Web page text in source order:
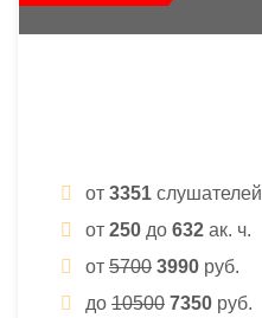
от 3351 слушателей
от 250 до 632 ак. ч.
от 5700 3990 руб.
до 10500 7350 руб.